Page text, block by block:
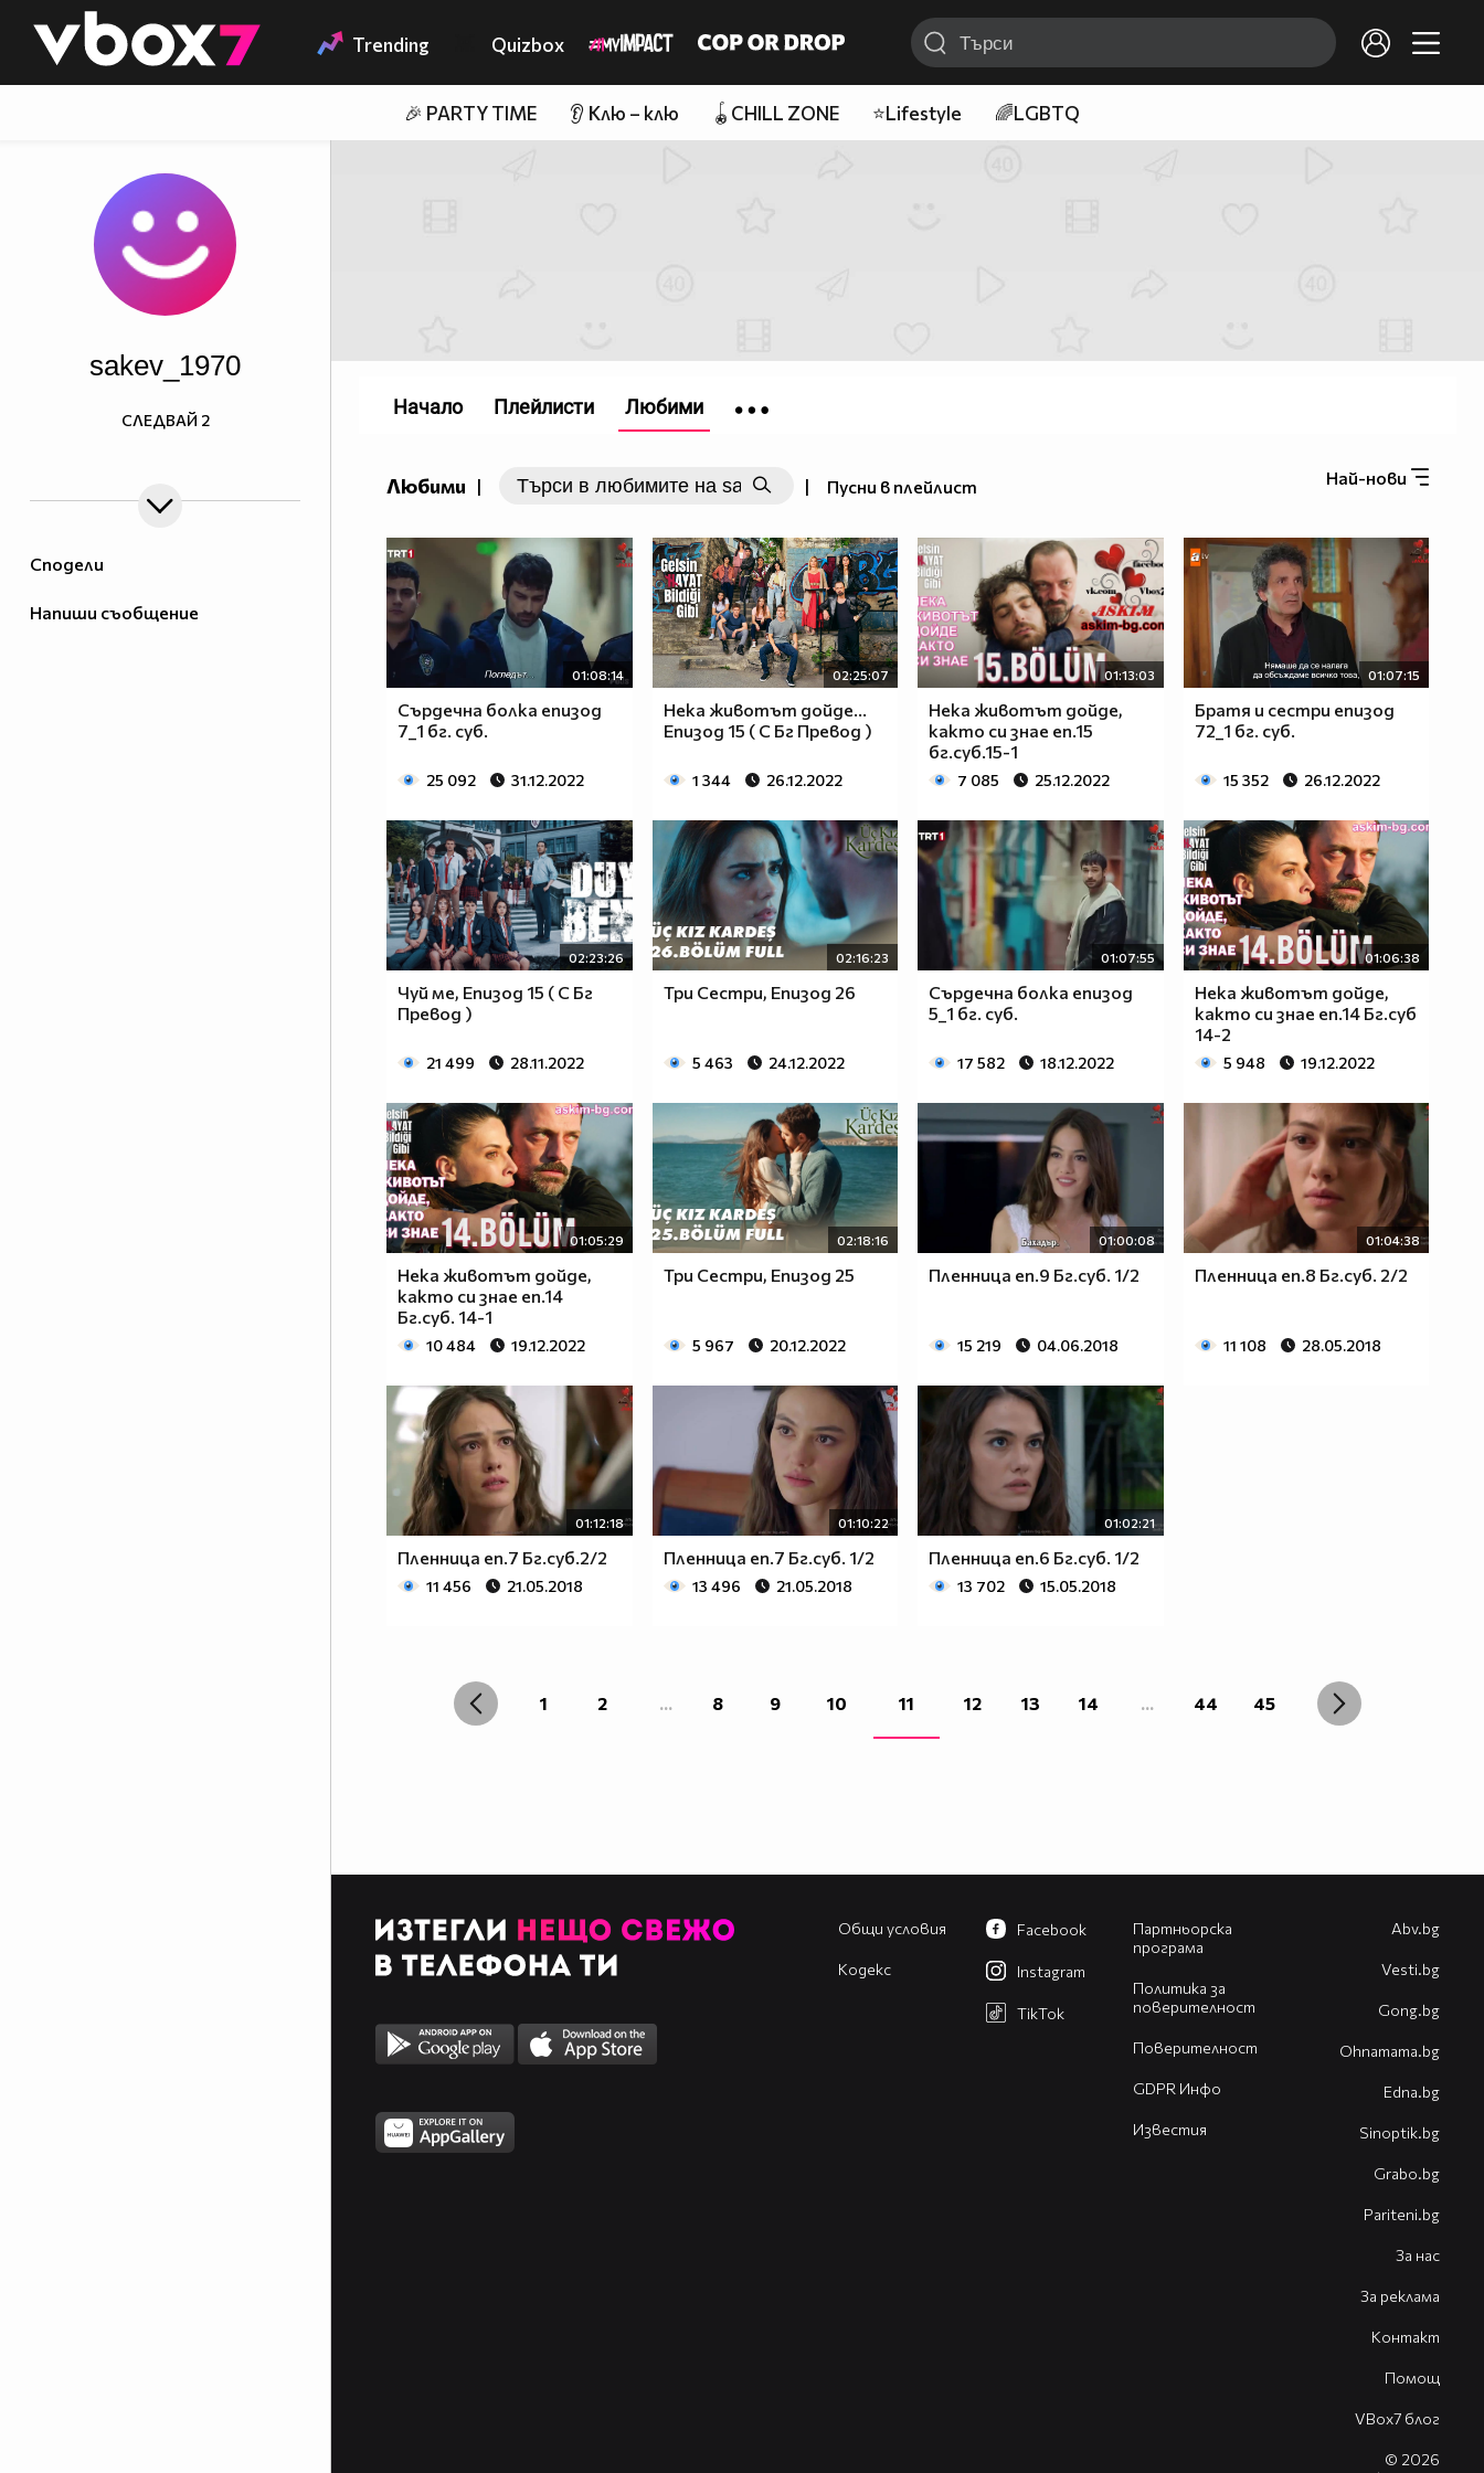
👾 Trending Quizbox
🎉 PARTY TIME 👂 Клю – клю 🪀CHILL ZONE ⭐Lifestyle 🌈LGBTQ
Сподели
Напиши съобщение
sakev_1970
СЛЕДВАЙ 2
Любими | | Пусни в плейлист Най-нови
01:08:14
Сърдечна болка епизод
7_1 бг. суб.
25 092 31.12.2022
02:25:07
Нека животът дойде...
Епизод 15 ( С Бг Превод )
1 344 26.12.2022
01:13:03
Нека животът дойде,
както си знае еп.15
бг.суб.15-1
7 085 25.12.2022
01:07:15
Братя и сестри епизод
72_1 бг. суб.
15 352 26.12.2022
02:23:26
Чуй ме, Епизод 15 ( С Бг
Превод )
21 499 28.11.2022
02:16:23
Три Сестри, Епизод 26
5 463 24.12.2022
01:07:55
Сърдечна болка епизод
5_1 бг. суб.
17 582 18.12.2022
01:06:38
Нека животът дойде,
както си знае еп.14 Бг.суб
14-2
5 948 19.12.2022
01:05:29
Нека животът дойде,
както си знае еп.14
Бг.суб. 14-1
10 484 19.12.2022
02:18:16
Три Сестри, Епизод 25
5 967 20.12.2022
01:00:08
Пленница еп.9 Бг.суб. 1/2
15 219 04.06.2018
01:04:38
Пленница еп.8 Бг.суб. 2/2
11 108 28.05.2018
01:12:18
Пленница еп.7 Бг.суб.2/2
11 456 21.05.2018
01:10:22
Пленница еп.7 Бг.суб. 1/2
13 496 21.05.2018
01:02:21
Пленница еп.6 Бг.суб. 1/2
13 702 15.05.2018
1 2 ... 8 9 10 11 12 13 14 ... 44 45
Начало Плейлисти Любими
Общи условия
Кодекс
Партньорска
програма
Политика за
поверителност
Поверителност
GDPR Инфо
Известия
Facebook
Instagram
TikTok
Abv.bg
Vesti.bg
Gong.bg
Оhnamama.bg
Edna.bg
Sinoptik.bg
Grabo.bg
Pariteni.bg
За нас
За реклама
Контакт
Помощ
VBox7 блог
© 2026